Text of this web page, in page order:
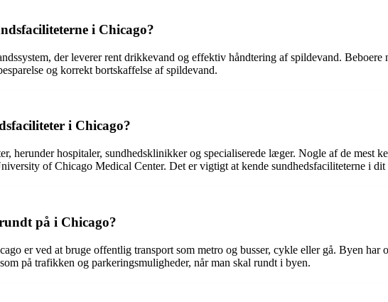
i Chicago?
der leverer rent drikkevand og effektiv håndtering af spildevand.
og korrekt bortskaffelse af spildevand.
i Chicago?
herunder hospitaler, sundhedsklinikker og specialiserede læger. Nogle af de mest
of Chicago Medical Center. Det er vigtigt at kende sundhedsfaciliteterne i
på i Chicago?
er ved at bruge offentlig transport som metro og busser, cykle eller gå. Byen
på trafikken og parkeringsmuligheder, når man skal rundt i byen.